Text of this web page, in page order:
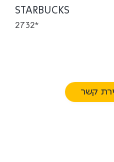
STARBUCKS
*2732
קשר